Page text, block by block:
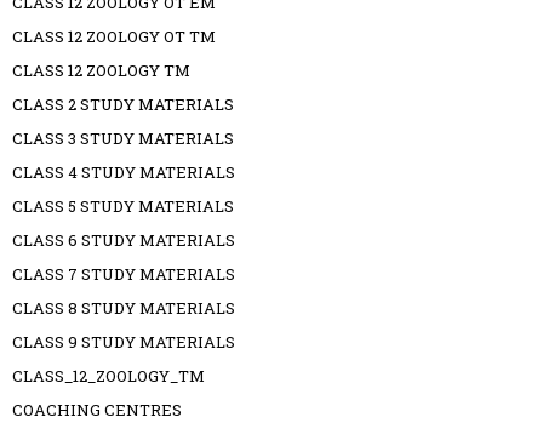
CLASS 12 ZOOLOGY OT TM
CLASS 12 ZOOLOGY TM
CLASS 2 STUDY MATERIALS
CLASS 3 STUDY MATERIALS
CLASS 4 STUDY MATERIALS
CLASS 5 STUDY MATERIALS
CLASS 6 STUDY MATERIALS
CLASS 7 STUDY MATERIALS
CLASS 8 STUDY MATERIALS
CLASS 9 STUDY MATERIALS
CLASS_12_ZOOLOGY_TM
COACHING CENTRES